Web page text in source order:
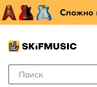
Поле для Поиска